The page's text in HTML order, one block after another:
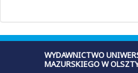
WYDAWNICTWO
MAZURSKIEGO W